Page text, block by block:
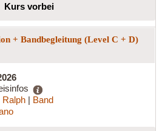
Kurs vorbei
+ Bandbegleitung (Level C + D)
Ralph | Band